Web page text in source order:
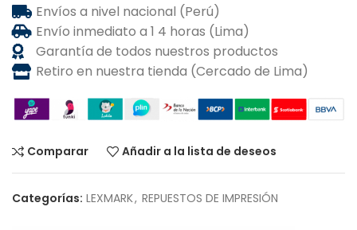
Envíos a nivel nacional (Perú)
Envío inmediato a 1 4 horas (Lima)
Garantía de todos nuestros productos
Retiro en nuestra tienda (Cercado de Lima)
Comparar Añadir a la lista de deseos
Categorías: LEXMARK, REPUESTOS DE IMPRESIÓN